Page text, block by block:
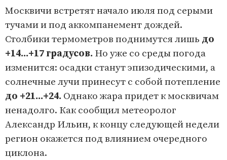
Москвичи встретят начало июля под серыми
тучами и под аккомпанемент дождей.
Столбики термометров поднимутся лишь до
+14...+17 градусов. Но уже со среды погода
изменится: осадки станут эпизодическими, а
солнечные лучи принесут с собой потепление
до +21...+24. Однако жара придет к москвичам
ненадолго. Как сообщил метеоролог
Александр Ильин, к концу следующей недели
регион окажется под влиянием очередного
циклона.